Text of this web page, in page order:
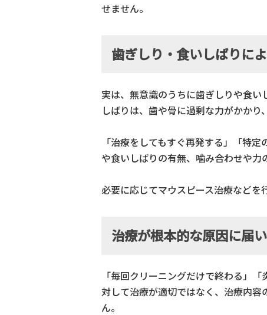
せません。
歯ぎしり・食いしばりに
実は、無意識のうちに歯ぎしりや食
しばりは、歯や骨に過剰な力がかかり
「治療をしてもすぐ再発する」「特
や食いしばりの有無、噛み合わせや力
必要に応じてマウスピース治療などを
治療が根本的な原因に届
「毎回クリーニングだけで終わる」
対して治療が適切ではなく、治療内
ん。